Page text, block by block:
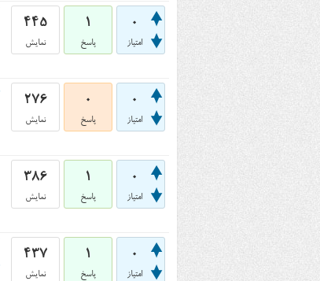
0
امتیاز
1
پاسخ
445
نمایش
0
امتیاز
0
پاسخ
276
نمایش
0
امتیاز
1
پاسخ
386
نمایش
0
امتیاز
1
پاسخ
437
نمایش